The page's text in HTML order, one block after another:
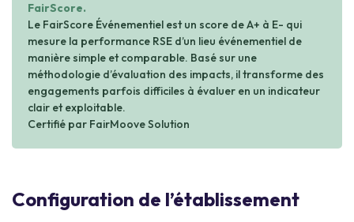
FairScore.
Le FairScore Événementiel est un score de A+ à E- qui
mesure la performance RSE d’un lieu événementiel de
manière simple et comparable. Basé sur une
méthodologie d’évaluation des impacts, il transforme des
engagements parfois difficiles à évaluer en un indicateur
clair et exploitable.
Certifié par FairMoove Solution
Configuration de l’établissement